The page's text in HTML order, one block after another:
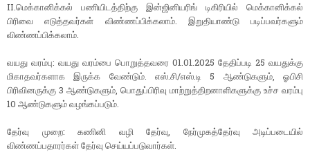
II.மெக்கானிக்கல் பணியிடத்திற்கு இன்ஜினியரிங் டிகிரியில் மெக்கானிக்கல்
பிரிவை எடுத்தவர்கள் விண்ணப்பிக்கலாம். இறுதியாண்டு படிப்பவர்களும்
விண்ணப்பிக்கலாம்.
வயது வரம்பு: வயது வரம்பை பொறுத்தவரை 01.01.2025 தேதிப்படி 25 வயதுக்கு
மிகாதவர்களாக இருக்க வேண்டும். எஸ்.சி/எஸ்.டி 5 ஆண்டுகளும், ஓபிசி
பிரிவினருக்கு 3 ஆண்டுகளும், பொதுப்பிரிவு மாற்றுத்திறனாளிகளுக்கு உச்ச வரம்பு
10 ஆண்டுகளும் வழங்கப்படும்.
தேர்வு முறை: கணினி வழி தேர்வு, நேர்முகத்தேர்வு அடிப்படையில்
விண்ணப்பதாரர்கள் தேர்வு செய்யப்படுவார்கள்.